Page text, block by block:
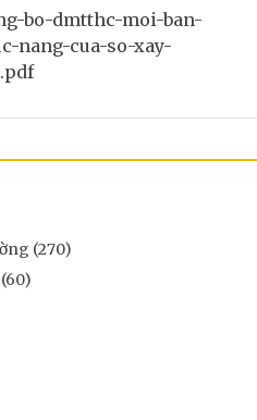
bo-dmtthc-moi-ban-
nang-cua-so-xay-
(270)